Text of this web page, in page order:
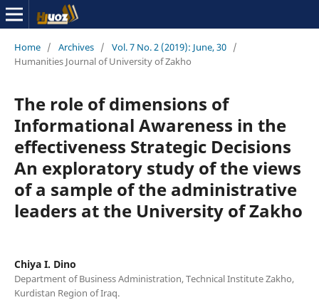
Home / Archives / Vol. 7 No. 2 (2019): June, 30 /
Humanities Journal of University of Zakho
The role of dimensions of
Informational Awareness in the
effectiveness Strategic Decisions
An exploratory study of the views
of a sample of the administrative
leaders at the University of Zakho
Chiya I. Dino
Department of Business Administration, Technical Institute Zakho,
Kurdistan Region of Iraq.